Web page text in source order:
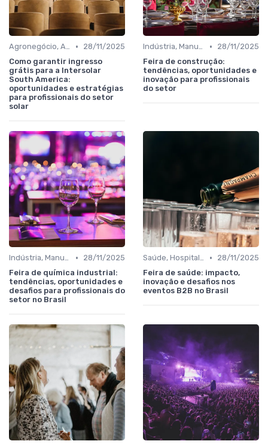
Agronegócio, Alimentos, Bebidas e Agroindústria •
28/11/2025
Como garantir ingresso
grátis para a Intersolar
South America:
oportunidades e estratégias
para profissionais do setor
solar
Indústria, Manufatura, Automotivo e Bens de Capital •
28/11/2025
Feira de construção:
tendências, oportunidades e
inovação para profissionais
do setor
Indústria, Manufatura, Automotivo e Bens de Capital •
28/11/2025
Feira de química industrial:
tendências, oportunidades e
desafios para profissionais do
setor no Brasil
Saúde, Hospitalar, Farmacêutico e Biotecnologia •
28/11/2025
Feira de saúde: impacto,
inovação e desafios nos
eventos B2B no Brasil